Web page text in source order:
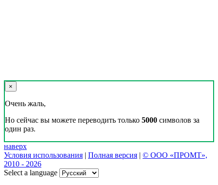
×
Очень жаль,
Но сейчас вы можете переводить только 5000 символов за
один раз.
наверх
Условия использования | Полная версия | © ООО «ПРОМТ»,
2010 - 2026
Select a language